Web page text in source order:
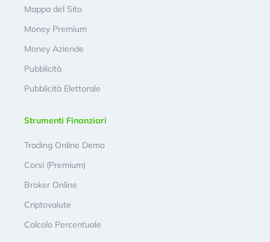
Mappa del Sito
Money Premium
Money Aziende
Pubblicità
Pubblicità Elettorale
Strumenti Finanziari
Trading Online Demo
Corsi (Premium)
Broker Online
Criptovalute
Calcolo Percentuale